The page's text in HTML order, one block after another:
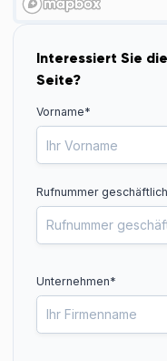
Interessiert Sie
Seite?
Vorname*
Rufnummer geschäftlich
Unternehmen*